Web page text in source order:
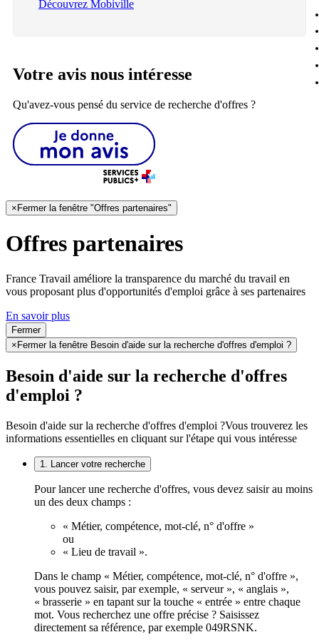
Découvrez Mobiville
Votre avis nous intéresse
Qu'avez-vous pensé du service de recherche d'offres ?
× Fermer la fenêtre "Offres partenaires"
Offres partenaires
France Travail améliore la transparence du marché du travail en
vous proposant plus d'opportunités d'emploi grâce à ses partenaires
En savoir plus
Fermer
× Fermer la fenêtre Besoin d'aide sur la recherche d'offres d'emploi ?
Besoin d'aide sur la recherche d'offres
d'emploi ?
Besoin d'aide sur la recherche d'offres d'emploi ?Vous trouverez les
informations essentielles en cliquant sur l'étape qui vous intéresse
1. Lancer votre recherche
Pour lancer une recherche d'offres, vous devez saisir au moins
un des deux champs :
« Métier, compétence, mot-clé, n° d'offre »
ou
« Lieu de travail ».
Dans le champ « Métier, compétence, mot-clé, n° d'offre »,
vous pouvez saisir, par exemple, « serveur », « anglais »,
« brasserie » en tapant sur la touche « entrée » entre chaque
mot. Vous recherchez une offre précise ? Saisissez
directement sa référence, par exemple 049RSNK.